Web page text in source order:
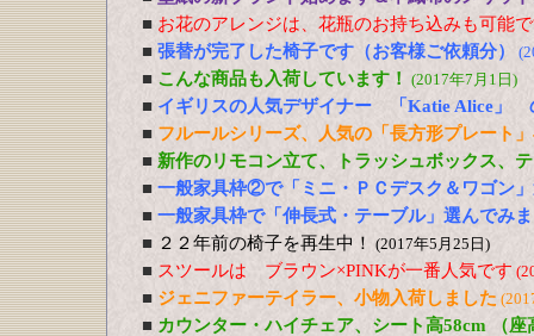
■ お花のアレンジは、花瓶のお持ち込みも可能
■ 張替が完了した椅子です（お客様ご依頼分）
■ こんな商品も入荷しています！ (2017年7月1日)
■ イギリスの人気デザイナー 「Katie Alice」
■ フルールシリーズ、人気の「長方形プレート
■ 新作のリモコン立て、トラッシュボックス、
■ 一般家具枠②で「ミニ・ＰＣデスク＆ワゴン
■ 一般家具枠で「伸長式・テーブル」選んでみ
■ ２２年前の椅子を再生中！ (2017年5月25日)
■ スツールは ブラウン×PINKが一番人気です
■ ジェニファーテイラー、小物入荷しました
■ カウンター・ハイチェア、シート高58cm （座